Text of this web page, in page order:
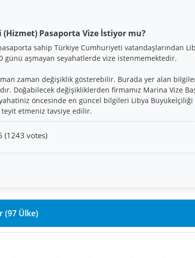
(Hizmet) Pasaporta Vize İstiyor mu?
sahip Türkiye Cumhuriyeti vatandaşlarından
günü aşmayan seyahatlerde vize istenmemektedir.
zaman değişiklik gösterebilir. Burada yer alan
Doğabilecek değişikliklerden firmamız Marina Vize
öncesinde en güncel bilgileri Libya Büyükelçiliği
teyit etmeniz tavsiye edilir.
(1243 votes)
90 Gün Süreyle Vizesiz Gidebileceğiniz Ülkeler (97 Ülke)